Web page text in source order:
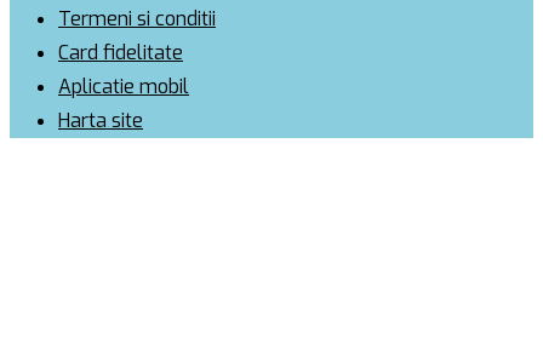
Termeni si conditii
Card fidelitate
Aplicatie mobil
Harta site